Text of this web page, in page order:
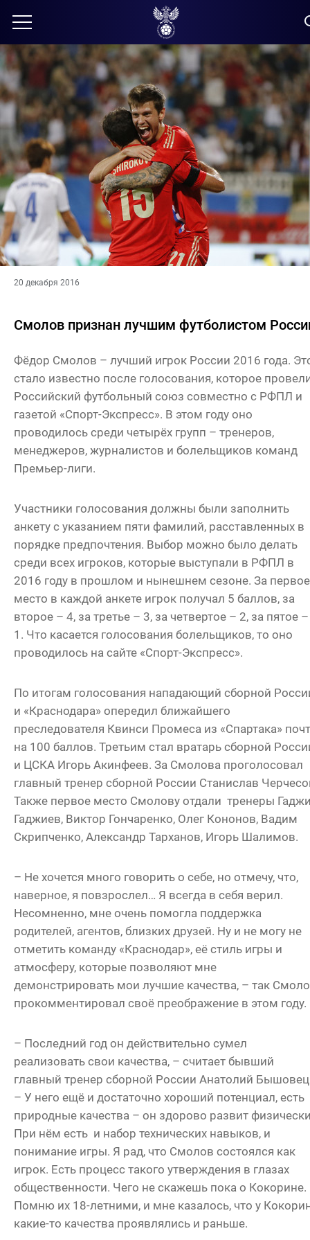
20 декабря 2016
Смолов признан лучшим футболистом
Фёдор Смолов – лучший игрок России 2016 года.
стало известно после голосования, которое
Российский футбольный союз совместно с РФПЛ и
газетой «Спорт-Экспресс». В этом году оно
проводилось среди четырёх групп – тренеров,
менеджеров, журналистов и болельщиков команд
Премьер-лиги.
Участники голосования должны были заполнить
анкету с указанием пяти фамилий, расставленных в
порядке предпочтения. Выбор можно было делать
среди всех игроков, которые выступали в РФПЛ в
2016 году в прошлом и нынешнем сезоне. За первое
место в каждой анкете игрок получал 5 баллов, за
второе – 4, за третье – 3, за четвертое – 2, за пятое –
1. Что касается голосования болельщиков, то оно
проводилось на сайте «Спорт-Экспресс».
По итогам голосования нападающий сборной
и «Краснодара» опередил ближайшего
преследователя Квинси Промеса из «Спартака»
на 100 баллов. Третьим стал вратарь сборной
и ЦСКА Игорь Акинфеев. За Смолова проголосовал
главный тренер сборной России Станислав
Также первое место Смолову отдали тренеры
Гаджиев, Виктор Гончаренко, Олег Кононов, Вадим
Скрипченко, Александр Тарханов, Игорь Шалимов.
– Не хочется много говорить о себе, но отмечу, что,
наверное, я повзрослел… Я всегда в себя верил.
Несомненно, мне очень помогла поддержка
родителей, агентов, близких друзей. Ну и не могу не
отметить команду «Краснодар», её стиль игры и
атмосферу, которые позволяют мне
демонстрировать мои лучшие качества, – так
прокомментировал своё преображение в этом году.
– Последний год он действительно сумел
реализовать свои качества, – считает бывший
главный тренер сборной России Анатолий
– У него ещё и достаточно хороший потенциал, есть
природные качества – он здорово развит
При нём есть и набор технических навыков, и
понимание игры. Я рад, что Смолов состоялся как
игрок. Есть процесс такого утверждения в глазах
общественности. Чего не скажешь пока о Кокорине.
Помню их 18-летними, и мне казалось, что у
какие-то качества проявлялись и раньше.